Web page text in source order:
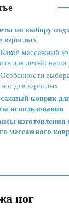
по выбору
взрослых
Какой массажный
для детей: наши
Особенности
ног для взрослых
коврик
использования
изготовления
массажного
ног